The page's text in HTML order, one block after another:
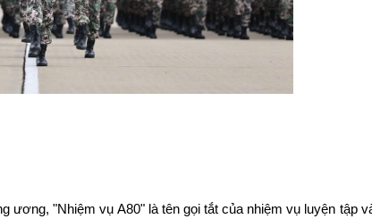
ương, "Nhiệm vụ A80" là tên gọi tắt của nhiệm vụ luyện tập